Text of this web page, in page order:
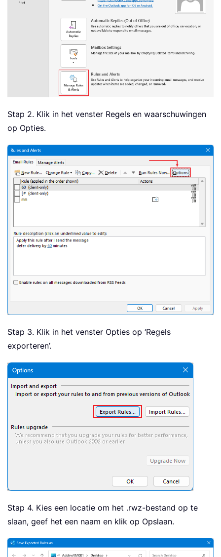
Stap 2. Klik in het venster Regels en waarschuwingen
op Opties.
Stap 3. Klik in het venster Opties op ‘Regels
exporteren’.
Stap 4. Kies een locatie om het .rwz-bestand op te
slaan, geef het een naam en klik op Opslaan.